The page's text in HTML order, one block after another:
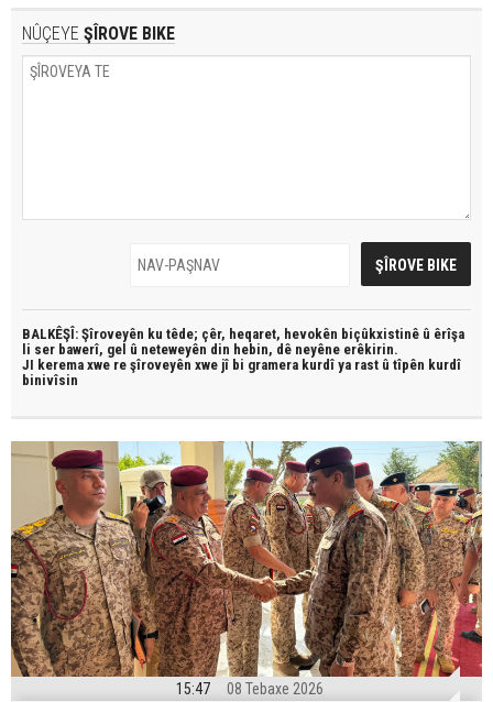
NÛÇEYE ŞÎROVE BIKE
BALKÊŞÎ: Şîroveyên ku têde; çêr, heqaret, hevokên biçûkxistinê û êrîşa
li ser bawerî, gel û neteweyên din hebin, dê neyêne erêkirin.
JI kerema xwe re şîroveyên xwe jî bi gramera kurdî ya rast û tîpên kurdî
binivîsin
15:47 08 Tebaxe 2026